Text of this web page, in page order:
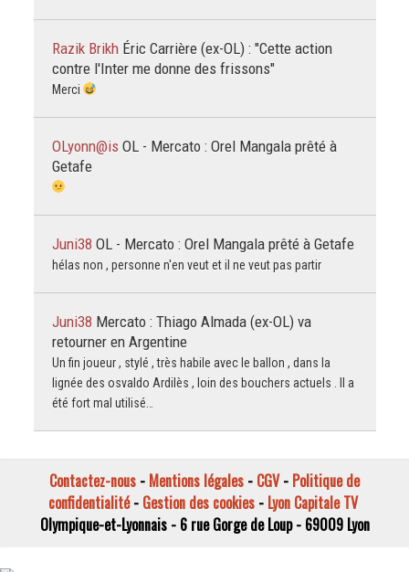
Razik Brikh Éric Carrière (ex-OL) : "Cette action
contre l'Inter me donne des frissons"
Merci
OLyonn@is OL - Mercato : Orel Mangala prêté à
Getafe
Juni38 OL - Mercato : Orel Mangala prêté à Getafe
hélas non , personne n'en veut et il ne veut pas partir
Juni38 Mercato : Thiago Almada (ex-OL) va
retourner en Argentine
Un fin joueur , stylé , très habile avec le ballon , dans la
lignée des osvaldo Ardilès , loin des bouchers actuels . Il a
été fort mal utilisé…
Contactez-nous - Mentions légales - CGV- Politique de
confidentialité- Gestion des cookies- Lyon Capitale TV
Olympique-et-Lyonnais - 6 rue Gorge de Loup - 69009 Lyon